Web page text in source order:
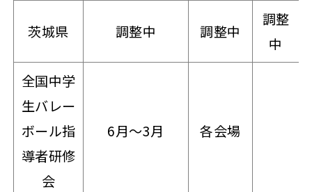
茨城県 調整中 調整中
調整
中
全国中学
生バレー
ボール指
導者研修
会
6月～3月 各会場